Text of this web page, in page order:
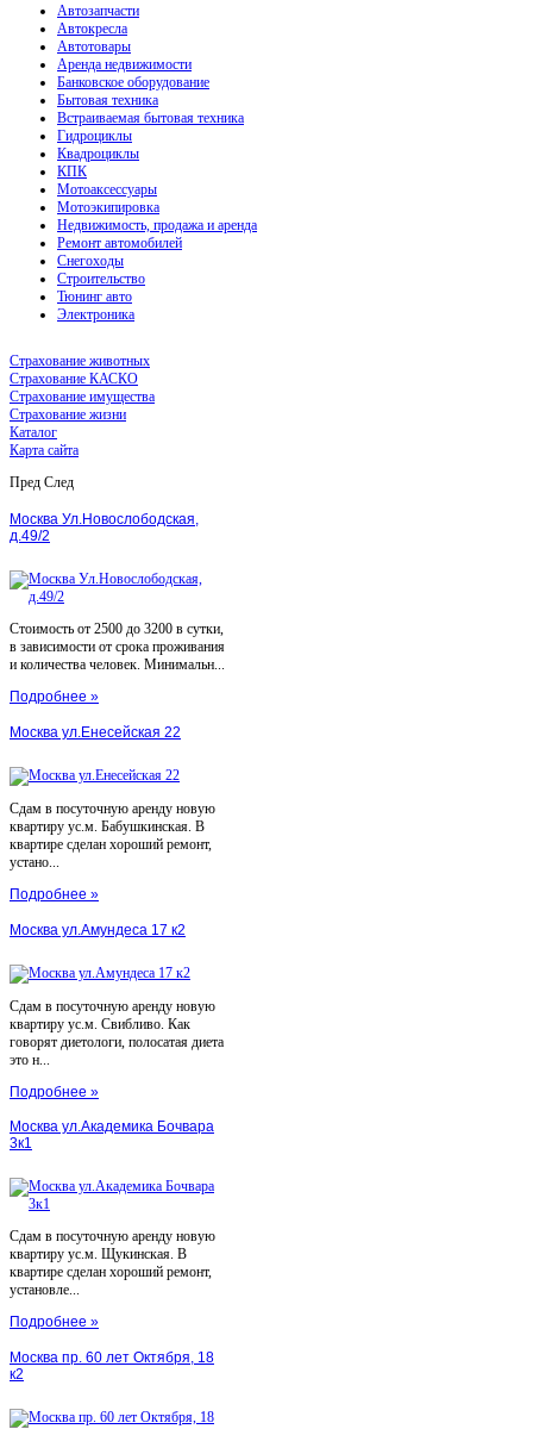
Автозапчасти
Автокресла
Автотовары
Аренда недвижимости
Банковское оборудование
Бытовая техника
Встраиваемая бытовая техника
Гидроциклы
Квадроциклы
КПК
Мотоаксессуары
Мотоэкипировка
Недвижимость, продажа и аренда
Ремонт автомобилей
Снегоходы
Строительство
Тюнинг авто
Электроника
Страхование животных
Страхование КАСКО
Страхование имущества
Страхование жизни
Каталог
Карта сайта
Пред След
Москва Ул.Новослободская,
д.49/2
Стоимость от 2500 до 3200 в сутки,
в зависимости от срока проживания
и количества человек. Минимальн...
Подробнее »
Москва ул.Енесейская 22
Сдам в посуточную аренду новую
квартиру ус.м. Бабушкинская. В
квартире сделан хороший ремонт,
устано...
Подробнее »
Москва ул.Амундеса 17 к2
Сдам в посуточную аренду новую
квартиру ус.м. Свибливо. Как
говорят диетологи, полосатая диета
это н...
Подробнее »
Москва ул.Академика Бочвара
3к1
Сдам в посуточную аренду новую
квартиру ус.м. Щукинская. В
квартире сделан хороший ремонт,
установле...
Подробнее »
Москва пр. 60 лет Октября, 18
к2